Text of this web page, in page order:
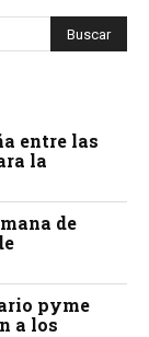
entre las
la
de
pyme
a los